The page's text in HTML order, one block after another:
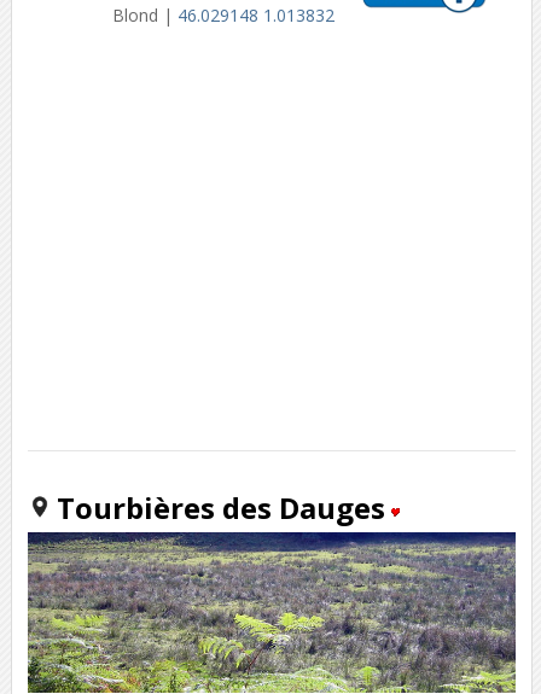
Blond | 46.029148 1.013832
Tourbières des Dauges